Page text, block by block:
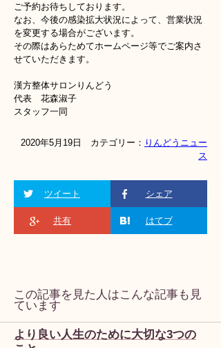
ご予約お待ちしております。
なお、今後の感染拡大状況によって、営業状況
を変更する場合がございます。
その際はあらためてホームページ等でご案内さ
せていただきます。
漢方整体サロンりんどう
代表 花森淑子
スタッフ一同
2020年5月19日 カテゴリー： りんどうニュー
ス
ツイート シェア
共有 はてブ
この記事を見た人はこんな記事も見
ています
より良い人生のために大切な3つの